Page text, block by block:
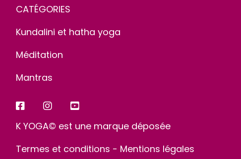
CATÉGORIES
Kundalini et hatha yoga
Méditation
Mantras
K YOGA© est une marque déposée
Termes et conditions - Mentions légales